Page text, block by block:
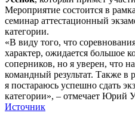
Мероприятие состоится в
семинар аттестационный
категории.
«В виду того, что
характер, ожидается большое
соперников, но я уверен, что
командный результат. Также в
я постараюсь успешно сдать
категории», – отмечает Юрий
Источник